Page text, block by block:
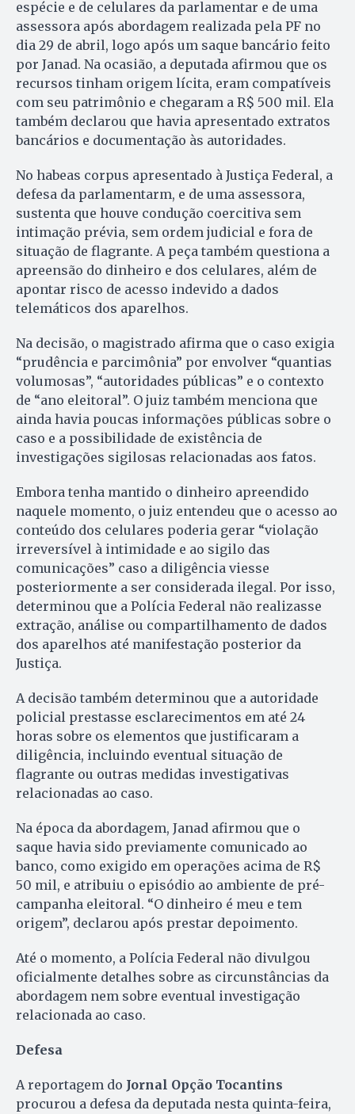
espécie e de celulares da parlamentar e de uma
assessora após abordagem realizada pela PF no
dia 29 de abril, logo após um saque bancário feito
por Janad. Na ocasião, a deputada afirmou que os
recursos tinham origem lícita, eram compatíveis
com seu patrimônio e chegaram a R$ 500 mil. Ela
também declarou que havia apresentado extratos
bancários e documentação às autoridades.
No habeas corpus apresentado à Justiça Federal, a
defesa da parlamentarm, e de uma assessora,
sustenta que houve condução coercitiva sem
intimação prévia, sem ordem judicial e fora de
situação de flagrante. A peça também questiona a
apreensão do dinheiro e dos celulares, além de
apontar risco de acesso indevido a dados
telemáticos dos aparelhos.
Na decisão, o magistrado afirma que o caso exigia
“prudência e parcimônia” por envolver “quantias
volumosas”, “autoridades públicas” e o contexto
de “ano eleitoral”. O juiz também menciona que
ainda havia poucas informações públicas sobre o
caso e a possibilidade de existência de
investigações sigilosas relacionadas aos fatos.
Embora tenha mantido o dinheiro apreendido
naquele momento, o juiz entendeu que o acesso ao
conteúdo dos celulares poderia gerar “violação
irreversível à intimidade e ao sigilo das
comunicações” caso a diligência viesse
posteriormente a ser considerada ilegal. Por isso,
determinou que a Polícia Federal não realizasse
extração, análise ou compartilhamento de dados
dos aparelhos até manifestação posterior da
Justiça.
A decisão também determinou que a autoridade
policial prestasse esclarecimentos em até 24
horas sobre os elementos que justificaram a
diligência, incluindo eventual situação de
flagrante ou outras medidas investigativas
relacionadas ao caso.
Na época da abordagem, Janad afirmou que o
saque havia sido previamente comunicado ao
banco, como exigido em operações acima de R$
50 mil, e atribuiu o episódio ao ambiente de pré-
campanha eleitoral. “O dinheiro é meu e tem
origem”, declarou após prestar depoimento.
Até o momento, a Polícia Federal não divulgou
oficialmente detalhes sobre as circunstâncias da
abordagem nem sobre eventual investigação
relacionada ao caso.
Defesa
A reportagem do Jornal Opção Tocantins
procurou a defesa da deputada nesta quinta-feira,